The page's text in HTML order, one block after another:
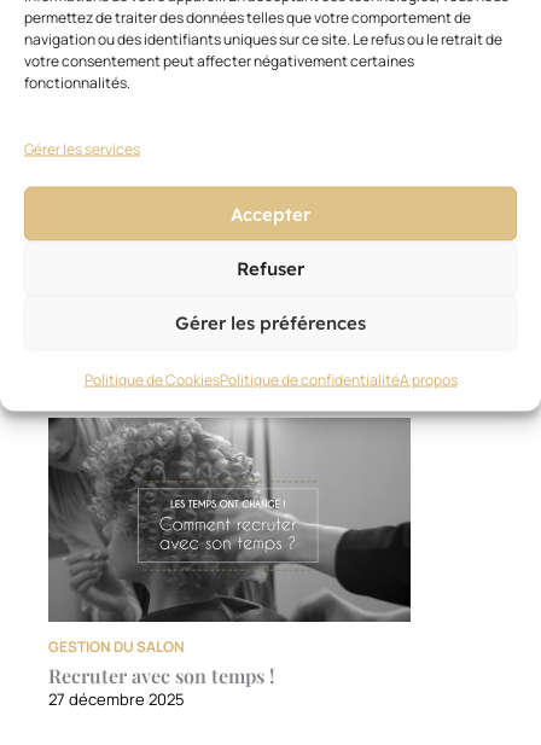
permettez de traiter des données telles que votre comportement de
navigation ou des identifiants uniques sur ce site. Le refus ou le retrait de
votre consentement peut affecter négativement certaines
fonctionnalités.
Gérer les services
Accepter
Refuser
Gérer les préférences
Politique de CookiesPolitique de confidentialitéA propos
intéresser
tout
27 décembre 2025
GESTION DU SALON
Recruter avec son temps !
27 décembre 2025